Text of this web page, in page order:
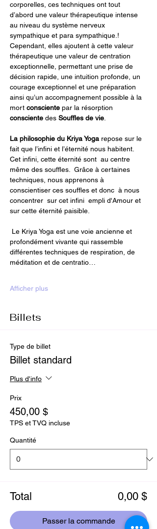
corporelles, ces techniques ont tout
d’abord une valeur thérapeutique intense
au niveau du système nerveux
sympathique et para sympathique.!
Cependant, elles ajoutent à cette valeur
thérapeutique une valeur de centration
exceptionnelle, permettant une prise de
décision rapide, une intuition profonde, un
courage exceptionnel et une préparation
ainsi qu’un accompagnement possible à la
mort consciente par la résorption
consciente des Souffles de vie
La philosophie du Kriya Yoga repose sur le
fait que l’infini et l’éternité nous habitent.
Cet infini, cette éternité sont  au centre
même des souffles.  Grâce à certaines
techniques, nous apprenons à
conscientiser ces souffles et donc  à nous
concentrer  sur cet infini  empli d'Amour et
sur cette éternité paisible.
profondément vivante qui rassemble
différentes techniques de respiration, de
méditation et de centratio…
Afficher plus
Billets
Type de billet
Billet standard
Plus d'info
Prix
450,00 $
TPS et TVQ incluse
Quantité
Total 0,00 $
Passer la commande